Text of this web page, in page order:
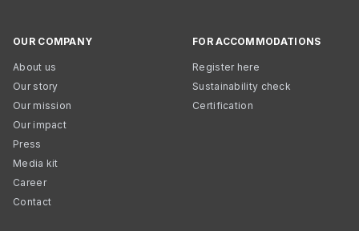
OUR COMPANY
About us
Our story
Our mission
Our impact
Press
Media kit
Career
Contact
FOR ACCOMMODATIONS
Register here
Sustainability check
Certification